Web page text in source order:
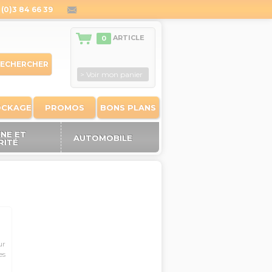
84 66 39
PROMOS BONS PLANS
0 ARTICLE
> Voir mon panier
ET
AUTOMOBILE